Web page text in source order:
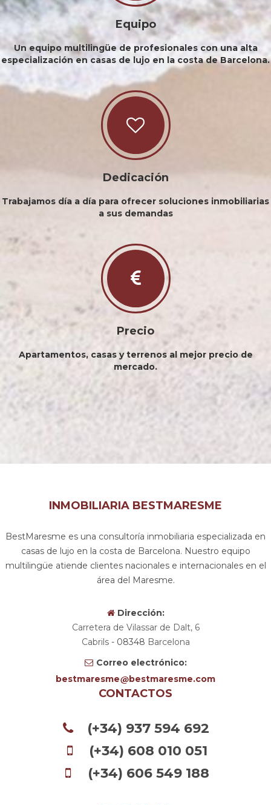
Equipo
Un equipo multilingüe de profesionales con una alta
especialización en casas de lujo en la costa de Barcelona.
Dedicación
Trabajamos día a día para ofrecer soluciones inmobiliarias
a sus demandas
Precio
Apartamentos, casas y terrenos al mejor precio de
mercado.
INMOBILIARIA BESTMARESME
BestMaresme es una consultoría inmobiliaria especializada en
casas de lujo en la costa de Barcelona. Nuestro equipo
multilingüe atiende clientes nacionales e internacionales en el
área del Maresme.
Dirección:
Carretera de Vilassar de Dalt, 6
Cabrils- 08348 Barcelona
Correo electrónico:
bestmaresme
bestmaresme.com
CONTACTOS
(+34) 937 594 692
(+34) 608 010 051
(+34) 606 549 188